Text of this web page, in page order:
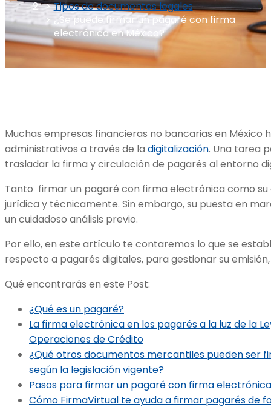
Tipos de documentos legales
¿Se puede firmar un pagaré con firma
electrónica en México?
Muchas empresas financieras no bancarias en México
administrativos a través de la digitalización. Una tarea
trasladar la firma y circulación de pagarés al entorno
Tanto firmar un pagaré con firma electrónica como su
jurídica y técnicamente. Sin embargo, su puesta en
un cuidadoso análisis previo.
Por ello, en este artículo te contaremos lo que se
respecto a pagarés digitales, para gestionar su
Qué encontrarás en este Post:
¿Qué es un pagaré?
La firma electrónica en los pagarés a la luz de la
Operaciones de Crédito
¿Qué otros documentos mercantiles pueden ser
según la legislación vigente?
Pasos para firmar un pagaré con firma
Cómo FirmaVirtual te ayuda a firmar pagarés de